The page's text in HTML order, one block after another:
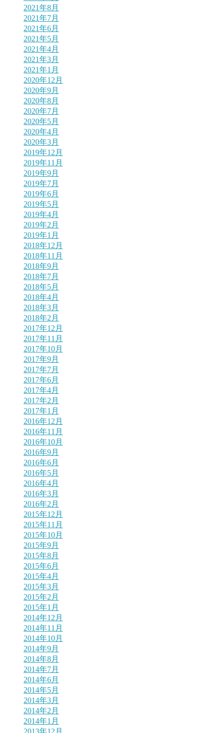
2021年8月
2021年7月
2021年6月
2021年5月
2021年4月
2021年3月
2021年1月
2020年12月
2020年9月
2020年8月
2020年7月
2020年5月
2020年4月
2020年3月
2019年12月
2019年11月
2019年9月
2019年7月
2019年6月
2019年5月
2019年4月
2019年2月
2019年1月
2018年12月
2018年11月
2018年9月
2018年7月
2018年5月
2018年4月
2018年3月
2018年2月
2017年12月
2017年11月
2017年10月
2017年9月
2017年7月
2017年6月
2017年4月
2017年2月
2017年1月
2016年12月
2016年11月
2016年10月
2016年9月
2016年6月
2016年5月
2016年4月
2016年3月
2016年2月
2015年12月
2015年11月
2015年10月
2015年9月
2015年8月
2015年6月
2015年4月
2015年3月
2015年2月
2015年1月
2014年12月
2014年11月
2014年10月
2014年9月
2014年8月
2014年7月
2014年6月
2014年5月
2014年3月
2014年2月
2014年1月
2013年12月